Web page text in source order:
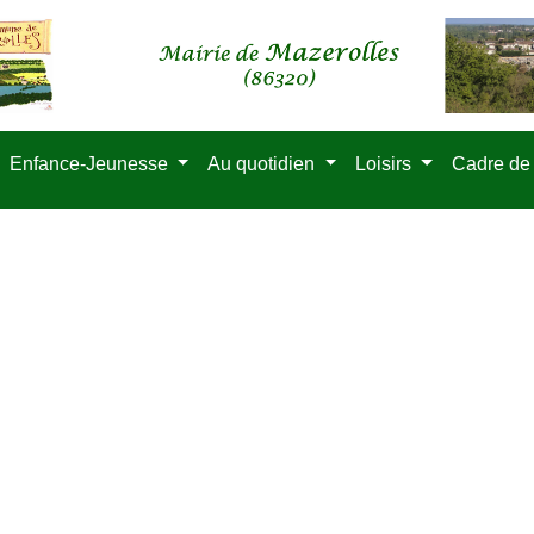
Enfance-Jeunesse Au quotidien Loisirs Cadre